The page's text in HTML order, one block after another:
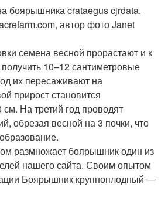
боярышника crataegus cjrdata.
автор фото Janet
семена весной прорастают и к
10–12 сантиметровые
их пересаживают на
прирост становится
На третий год проводят
обрезая весной на 3 почки, что
размножает боярышник один из
нашего сайта. Своим опытом
Боярышник крупноплодный —